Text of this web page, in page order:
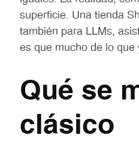
superficie. Una tienda
también para LLMs,
es que mucho de lo
Qué se
clásico